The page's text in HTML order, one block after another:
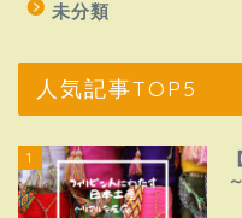
未分類
人気記事TOP5
1